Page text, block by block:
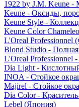
1922 by J.M. Keune -
Keune - Оксиды,
Keune Style -
Keune Color
L'Oreal Professionnel
Blond Studio -
L'Oreal Professionnel
Dia Light -
INOA - Стойкое
Majirel - Стойкое
Dia Color -
Lebel (Япония)